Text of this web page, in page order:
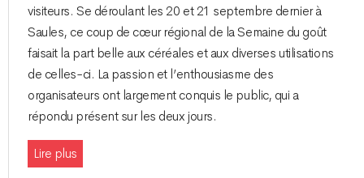
visiteurs. Se déroulant les 20 et 21 septembre dernier à
Saules, ce coup de cœur régional de la Semaine du goût
faisait la part belle aux céréales et aux diverses utilisations
de celles-ci. La passion et l’enthousiasme des
organisateurs ont largement conquis le public, qui a
répondu présent sur les deux jours.
Lire plus